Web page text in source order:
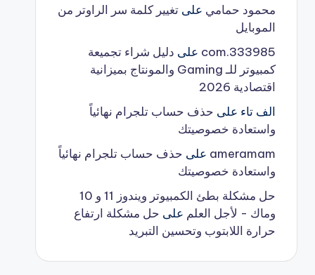
محمود حمامي على تغيير كلمة سر الراوتر من
الموبايل
333985.com
على دليل شراء تجميعة
كمبيوتر للـ Gaming والمونتاج بميزانية
اقتصادية 2026
الف تاء على حذف حساب تلجرام نهائياً
واستعادة خصوصيتك
ameramam على حذف حساب تلجرام نهائياً
واستعادة خصوصيتك
حل مشكلة بطئ الكمبيوتر ويندوز 11 و 10
وماك - لأجل العلم على حل مشكلة ارتفاع
حرارة اللابتوب وتحسين التبريد